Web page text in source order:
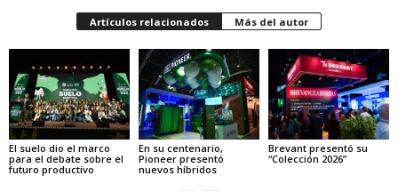
Artículos relacionados Más del autor
El suelo dio el marco
para el debate sobre el
futuro productivo
En su centenario,
Pioneer presentó
nuevos híbridos
Brevant presentó su
“Colección 2026”